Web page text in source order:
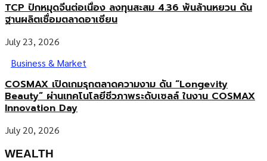
TCP ปักหมุดจีนต่อเนื่อง ลงทุนสะสม 4.36 พันล้านหยวน ดัน
ฐานผลิตเชื่อมตลาดอาเซียน
July 23, 2026
Business & Market
COSMAX เปิดเกมรุกตลาดความงาม ดัน “Longevity
Beauty” ผ่านเทคโนโลยีชีวภาพระดับเซลล์ ในงาน COSMAX
Innovation Day
July 20, 2026
WEALTH